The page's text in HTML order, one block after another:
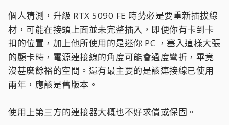
個人猜測，升級 RTX 5090 FE 時勢必是要重新插拔線
材，可能在接頭上面並未完整插入，即便你有卡到卡
扣的位置，加上他所使用的是迷你 PC ，塞入這樣大張
的顯卡時，電源連接線的角度可能會過度彎折，畢竟
沒甚麼餘裕的空間。還有最主要的是該連接線已使用
兩年，應該是舊版本。
使用上第三方的連接器大概也不好求償或保固。